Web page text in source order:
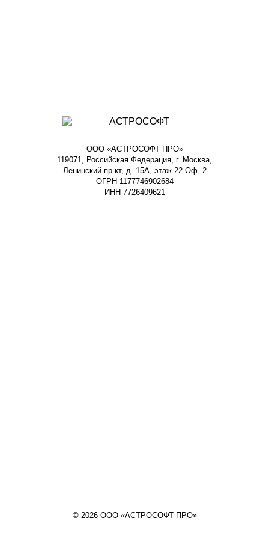
ООО «АСТРОСОФТ ПРО»
119071, Российская Федерация, г. Москва,
Ленинский пр-кт, д. 15А, этаж 22 Оф. 2
ОГРН 1177746902684
ИНН 7726409621
© 2026 ООО «АСТРОСОФТ ПРО»